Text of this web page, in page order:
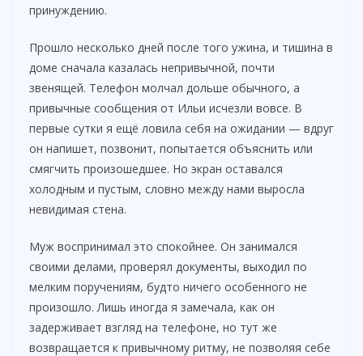
принуждению.
Прошло несколько дней после того ужина, и тишина в
доме сначала казалась непривычной, почти
звенящей. Телефон молчал дольше обычного, а
привычные сообщения от Ильи исчезли вовсе. В
первые сутки я ещё ловила себя на ожидании — вдруг
он напишет, позвонит, попытается объяснить или
смягчить произошедшее. Но экран оставался
холодным и пустым, словно между нами выросла
невидимая стена.
Муж воспринимал это спокойнее. Он занимался
своими делами, проверял документы, выходил по
мелким поручениям, будто ничего особенного не
произошло. Лишь иногда я замечала, как он
задерживает взгляд на телефоне, но тут же
возвращается к привычному ритму, не позволяя себе